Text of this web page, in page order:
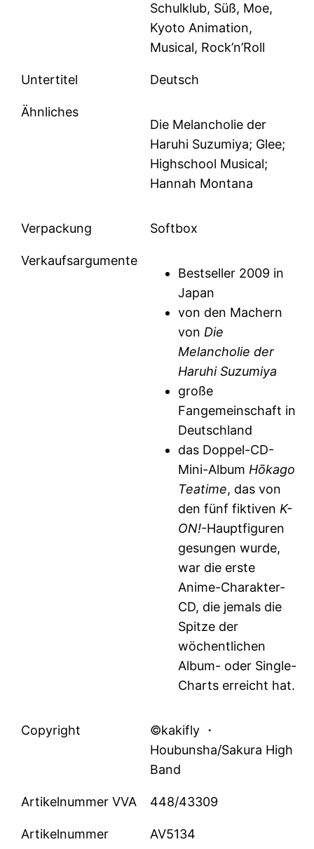
Schulklub, Süß, Moe,
Kyoto Animation,
Musical, Rock’n’Roll
Untertitel Deutsch
Ähnliches
Die Melancholie der
Haruhi Suzumiya; Glee;
Highschool Musical;
Hannah Montana
Verpackung Softbox
Verkaufsargumente
Bestseller 2009 in
Japan
von den Machern
von Die
Melancholie der
Haruhi Suzumiya
große
Fangemeinschaft in
Deutschland
das Doppel-CD-
Mini-AlbumHōkago
Teatime, das von
den fünf fiktivenK-
ON!-Hauptfiguren
gesungen wurde,
war die erste
Anime-Charakter-
CD, die jemals die
Spitze der
wöchentlichen
Album- oder Single-
Charts erreicht hat.
Copyright
©kakifly ・
Houbunsha/Sakura High
Band
Artikelnummer VVA 448/43309
Artikelnummer AV5134